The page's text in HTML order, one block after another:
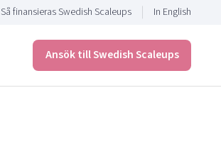
Så finansieras Swedish Scaleups In English
Ansök till Swedish Scaleups